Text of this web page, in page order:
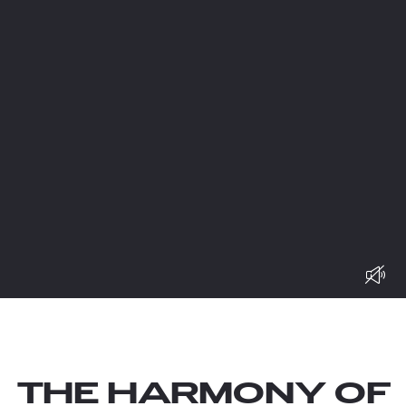
THE HARMONY OF